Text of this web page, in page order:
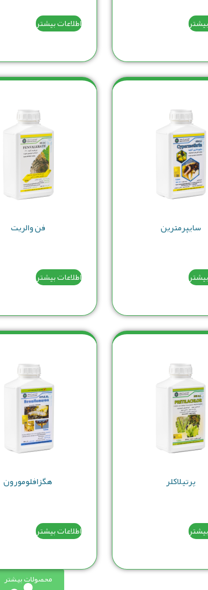
اطلاعات بیشتر
سایپرمترین فن والریت
اطلاعات بیشتر
پرتیلاکلر هگزافلومورون
اطلاعات بیشتر
محصولات بیشتر